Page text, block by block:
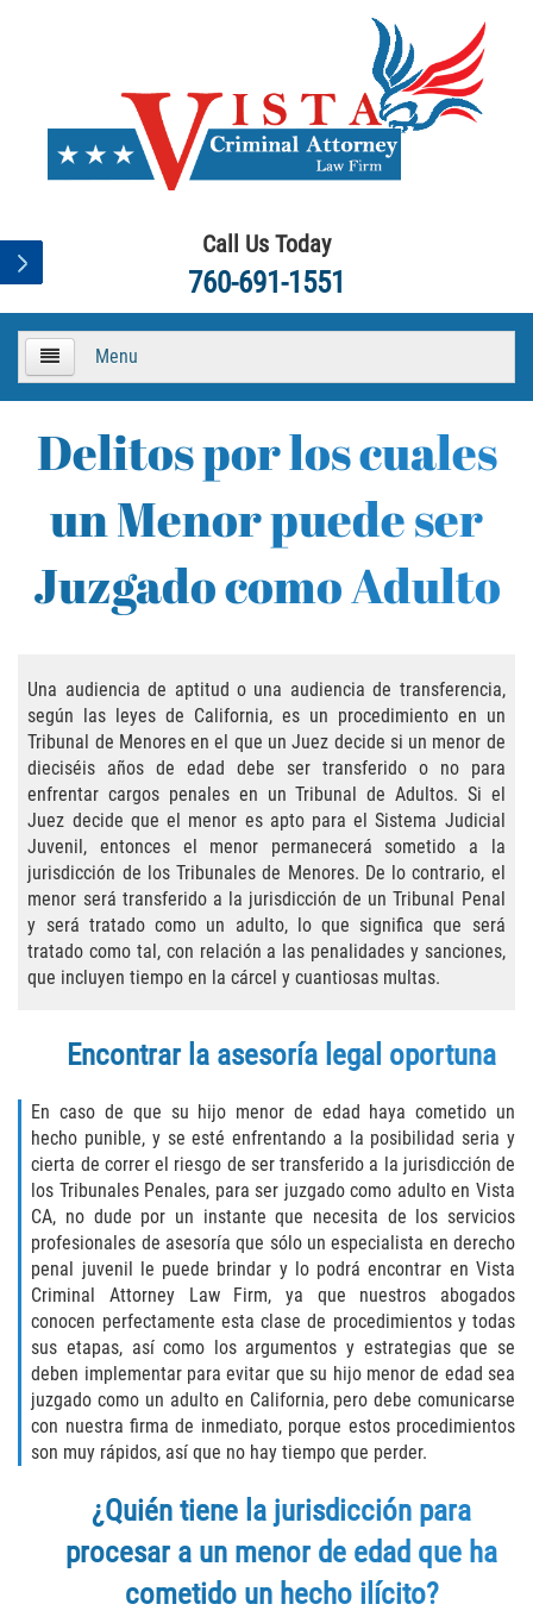
Call Us Today
760-691-1551
Menu
Practice Areas
Áreas De Práctica
Agresión Agravada
Asalto con Arma Mortal
Asalto Con Químicos Cáusticos
Asalto Contra Un Funcionario Público
Asalto Simple
Agresión Contra un Agente del Orden
Asuntos Posteriores a la Condena
Anulando o Rechazando una Condena
Certificado de Rehabilitación
Eliminación de Antecedentes Penales
Libertad Condicional Bajo Palabra
Sello de Registros de Arresto
Petición para Anular una Condena
por Asesinato
Conducir Bajo la Influencia de Drogas
(DUID)
Delitos por los cuales
un Menor puede ser
Juzgado como Adulto
Una audiencia de aptitud o una audiencia de transferencia,
según las leyes de California, es un procedimiento en un
Tribunal de Menores en el que un Juez decide si un menor de
dieciséis años de edad debe ser transferido o no para
enfrentar cargos penales en un Tribunal de Adultos. Si el
Juez decide que el menor es apto para el Sistema Judicial
Juvenil, entonces el menor permanecerá sometido a la
jurisdicción de los Tribunales de Menores. De lo contrario, el
menor será transferido a la jurisdicción de un Tribunal Penal
y será tratado como un adulto, lo que significa que será
tratado como tal, con relación a las penalidades y sanciones,
que incluyen tiempo en la cárcel y cuantiosas multas.
Encontrar la asesoría legal oportuna
En caso de que su hijo menor de edad haya cometido un
hecho punible, y se esté enfrentando a la posibilidad seria y
cierta de correr el riesgo de ser transferido a la jurisdicción de
los Tribunales Penales, para ser juzgado como adulto en Vista
CA, no dude por un instante que necesita de los servicios
profesionales de asesoría que sólo un especialista en derecho
penal juvenil le puede brindar y lo podrá encontrar en Vista
Criminal Attorney Law Firm, ya que nuestros abogados
conocen perfectamente esta clase de procedimientos y todas
sus etapas, así como los argumentos y estrategias que se
deben implementar para evitar que su hijo menor de edad sea
juzgado como un adulto en California, pero debe comunicarse
con nuestra firma de inmediato, porque estos procedimientos
son muy rápidos, así que no hay tiempo que perder.
¿Quién tiene la jurisdicción para
procesar a un menor de edad que ha
cometido un hecho ilícito?